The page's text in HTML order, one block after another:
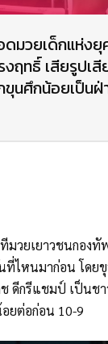
มวยเด็กแห่งยุ
งฤทธิ์ เสียรูป
นศึกน้อยเป็น
วยเยาวชนกองทั
ที่ไหนมาก่อน โดย
ดีกรีแชมป์ เป็นช
ยต่อก่อน 10-9